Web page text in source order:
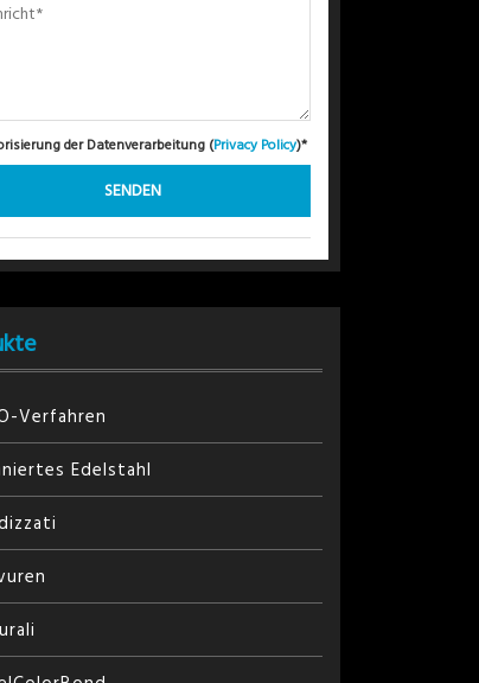
der Datenverarbeitung (Privacy Policy)*
Verfahren
Edelstahl